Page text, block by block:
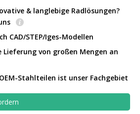
& langlebige Radlösungen?
CAD/STEP/Iges-Modellen
Lieferung von großen Mengen an
Stahlteilen ist unser Fachgebiet